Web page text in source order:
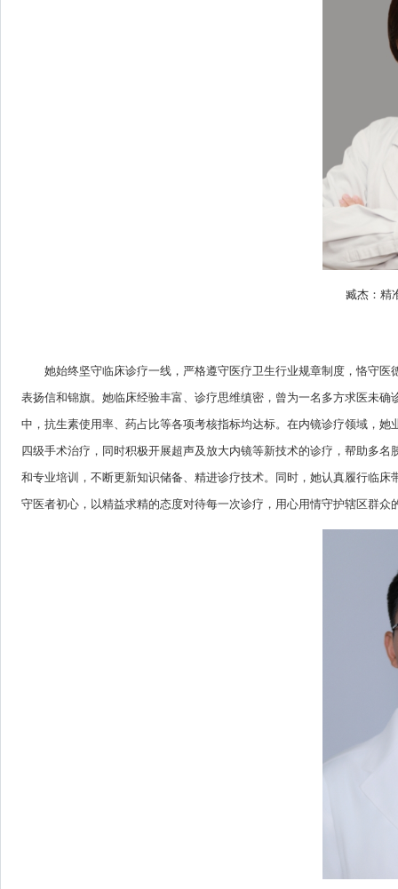
臧杰：精
她始终坚守临床诊疗一线，严格遵守医疗卫生行业规章制度，恪守
表扬信和锦旗。她临床经验丰富、诊疗思维缜密，曾为一名多方求医未
中，抗生素使用率、药占比等各项考核指标均达标。在内镜诊疗领域，
四级手术治疗，同时积极开展超声及放大内镜等新技术的诊疗，帮助多
和专业培训，不断更新知识储备、精进诊疗技术。同时，她认真履行临
守医者初心，以精益求精的态度对待每一次诊疗，用心用情守护辖区群众